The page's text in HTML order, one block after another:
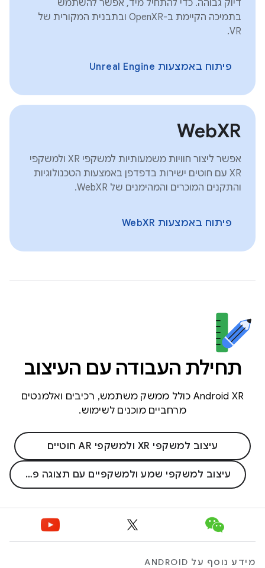
דיוק גבוהה. כדי להתחיל מיד, אפשר להשתמש
בתמיכה הקיימת ב-OpenXR ובתבנית המקורית של
VR.
פיתוח באמצעות Unreal Engine
WebXR
אפשר ליצור חוויות משמעותיות למשקפי XR ולמשקפי
XR עם חוטים ישירות בדפדפן באמצעות הטכנולוגיות
והתקנים המוכרים והמהימנים של WebXR.
פיתוח באמצעות WebXR
תחילת העבודה עם העיצוב
Android XR כולל ממשק משתמש, רכיבים ואלמנטים
מרחביים מוכנים לשימוש.
עיצוב למשקפי XR ולמשקפי AR חוטיים
עיצוב למשקפי שמע ולמשקפיים עם תצוגה פנימית
מידע נוסף על ANDROID